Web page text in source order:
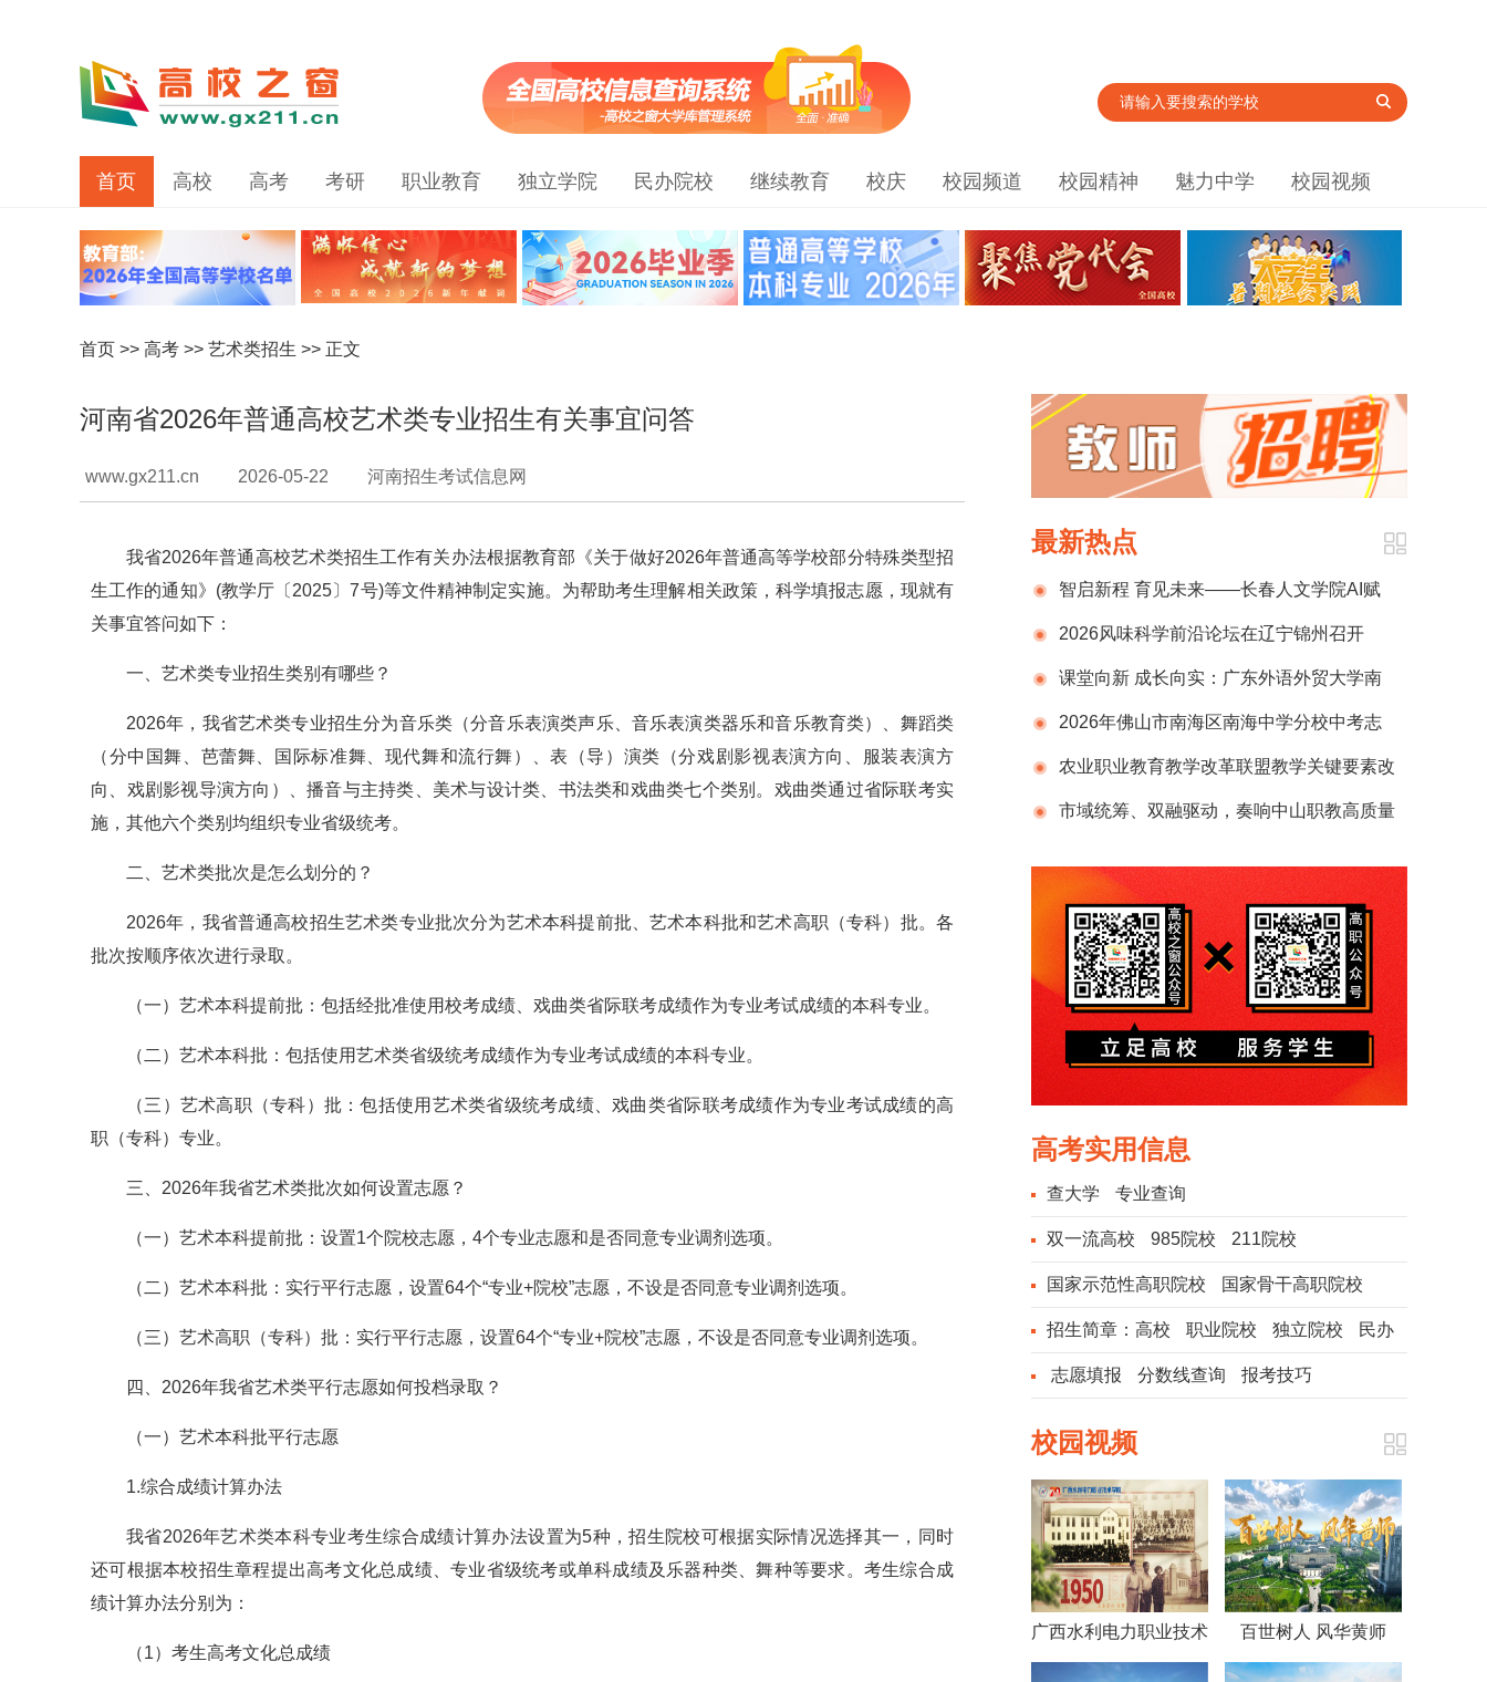
首页 高校 高考 考研 职业教育 独立学院 民办院校 继续教育 校庆 校园频道 校园精神 魅力中学 校园视频
首页 >> 高考 >> 艺术类招生 >> 正文
河南省2026年普通高校艺术类专业招生有关事宜问答
www.gx211.cn 2026-05-22 河南招生考试信息网
我省2026年普通高校艺术类招生工作有关办法根据教育部《关于做好2026年普通高等学校部分特殊类型招
生工作的通知》(教学厅〔2025〕7号)等文件精神制定实施。为帮助考生理解相关政策，科学填报志愿，现就有
关事宜答问如下：
一、艺术类专业招生类别有哪些？
2026年，我省艺术类专业招生分为音乐类（分音乐表演类声乐、音乐表演类器乐和音乐教育类）、舞蹈类
（分中国舞、芭蕾舞、国际标准舞、现代舞和流行舞）、表（导）演类（分戏剧影视表演方向、服装表演方
向、戏剧影视导演方向）、播音与主持类、美术与设计类、书法类和戏曲类七个类别。戏曲类通过省际联考实
施，其他六个类别均组织专业省级统考。
二、艺术类批次是怎么划分的？
2026年，我省普通高校招生艺术类专业批次分为艺术本科提前批、艺术本科批和艺术高职（专科）批。各
批次按顺序依次进行录取。
（一）艺术本科提前批：包括经批准使用校考成绩、戏曲类省际联考成绩作为专业考试成绩的本科专业。
（二）艺术本科批：包括使用艺术类省级统考成绩作为专业考试成绩的本科专业。
（三）艺术高职（专科）批：包括使用艺术类省级统考成绩、戏曲类省际联考成绩作为专业考试成绩的高
职（专科）专业。
三、2026年我省艺术类批次如何设置志愿？
（一）艺术本科提前批：设置1个院校志愿，4个专业志愿和是否同意专业调剂选项。
（二）艺术本科批：实行平行志愿，设置64个“专业+院校”志愿，不设是否同意专业调剂选项。
（三）艺术高职（专科）批：实行平行志愿，设置64个“专业+院校”志愿，不设是否同意专业调剂选项。
四、2026年我省艺术类平行志愿如何投档录取？
（一）艺术本科批平行志愿
1.综合成绩计算办法
我省2026年艺术类本科专业考生综合成绩计算办法设置为5种，招生院校可根据实际情况选择其一，同时
还可根据本校招生章程提出高考文化总成绩、专业省级统考或单科成绩及乐器种类、舞种等要求。考生综合成
绩计算办法分别为：
（1）考生高考文化总成绩
最新热点
智启新程 育见未来——长春人文学院AI赋
能教学改革的探索与实践
2026风味科学前沿论坛在辽宁锦州召开
课堂向新 成长向实：广东外语外贸大学南
国商学院深耕“三感教育”
2026年佛山市南海区南海中学分校中考志
愿填报十问十答
农业职业教育教学改革联盟教学关键要素改
革研讨会暨全国职教周2026年智慧农业技能大
市域统筹、双融驱动，奏响中山职教高质量
高考实用信息
查大学 专业查询
双一流高校 985院校 211院校
国家示范性高职院校 国家骨干高职院校
招生简章： 高校 职业院校 独立院校 民办
院校志愿填报 分数线查询 报考技巧
校园视频
广西水利电力职业技术
学院视频《70年，70
百世树人 风华黄师
——黄冈师范学院宣传